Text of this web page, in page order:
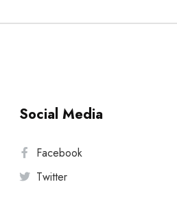
Social Media
Facebook
Twitter